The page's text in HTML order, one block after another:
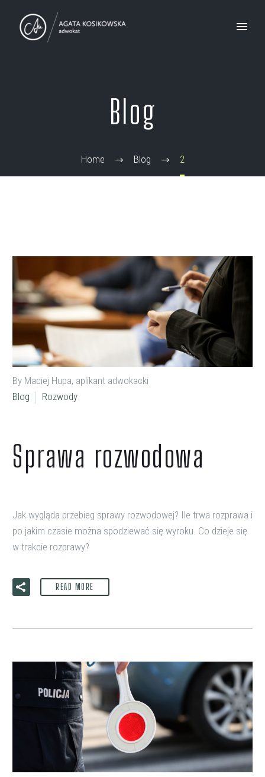
Blog
Home Blog 2
By Maciej Hupa, aplikant adwokacki
Blog
Rozwody
Sprawa rozwodowa
Jak wygląda przebieg sprawy rozwodowej? Ile trwa rozprawa i
po jakim czasie można spodziewać się wyroku. Co dzieje się
w trakcie rozprawy?
READ MORE